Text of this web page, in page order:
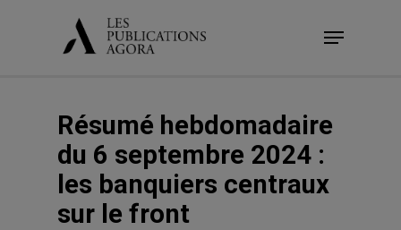
Menu
Résumé hebdomadaire
du 6 septembre 2024 :
les banquiers centraux
sur le front